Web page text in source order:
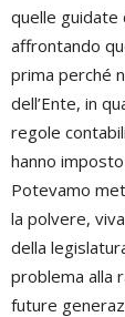
quelle guidate
affrontando
prima perché
dell’Ente, in
regole
hanno
Potevamo
la polvere,
della
problema alla
future